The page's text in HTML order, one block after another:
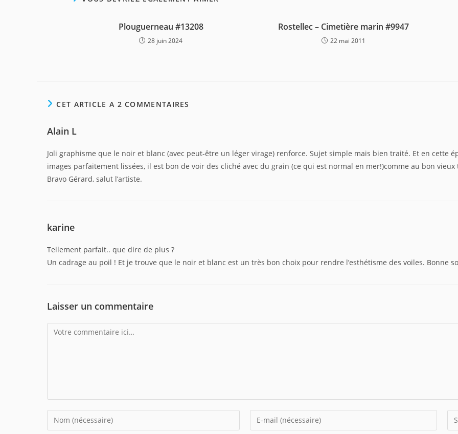
Plouguerneau #13208
28 juin 2024
Rostellec – Cimetière marin #9947
22 mai 2011
CET ARTICLE A 2 COMMENTAIRES
Alain L
Joli graphisme que le noir et blanc (avec peut-être un léger virage) renforce. Sujet simple mais bien traité. Et en cette
images parfaitement lissées, il est bon de voir des cliché avec du grain (ce qui est normal en mer!)comme au bon
Bravo Gérard, salut l’artiste.
karine
Tellement parfait.. que dire de plus ?
Un cadrage au poil ! Et je trouve que le noir et blanc est un très bon choix pour rendre l’esthétisme des voiles. Bonne
Laisser un commentaire
Comment
Enter
your
Enter
your